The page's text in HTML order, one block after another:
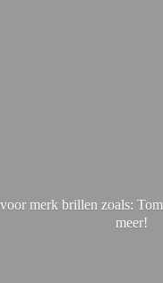
merk brillen zoals:
meer!